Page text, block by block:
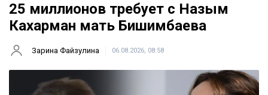
25 миллионов требует с Назым
Кахарман мать Бишимбаева
Зарина Файзулина 06.08.2026, 08:58